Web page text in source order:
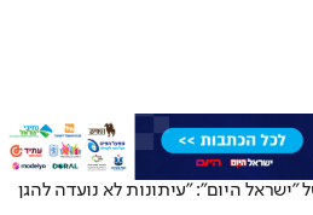
היום": "עיתונות לא נועדה להגן